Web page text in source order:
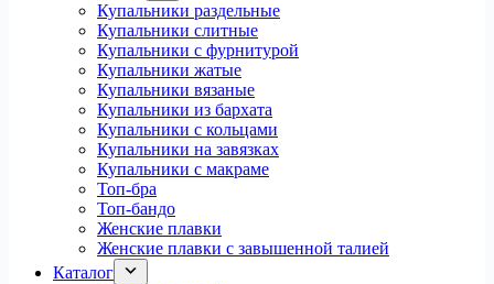
Купальники раздельные
Купальники слитные
Купальники с фурнитурой
Купальники жатые
Купальники вязаные
Купальники из бархата
Купальники с кольцами
Купальники на завязках
Купальники с макраме
Топ-бра
Топ-бандо
Женские плавки
Женские плавки с завышенной талией
Каталог